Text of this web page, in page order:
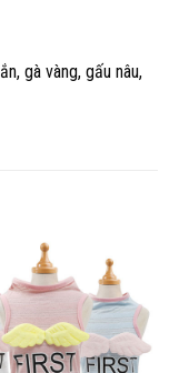
gà vàng, gấu nâu,